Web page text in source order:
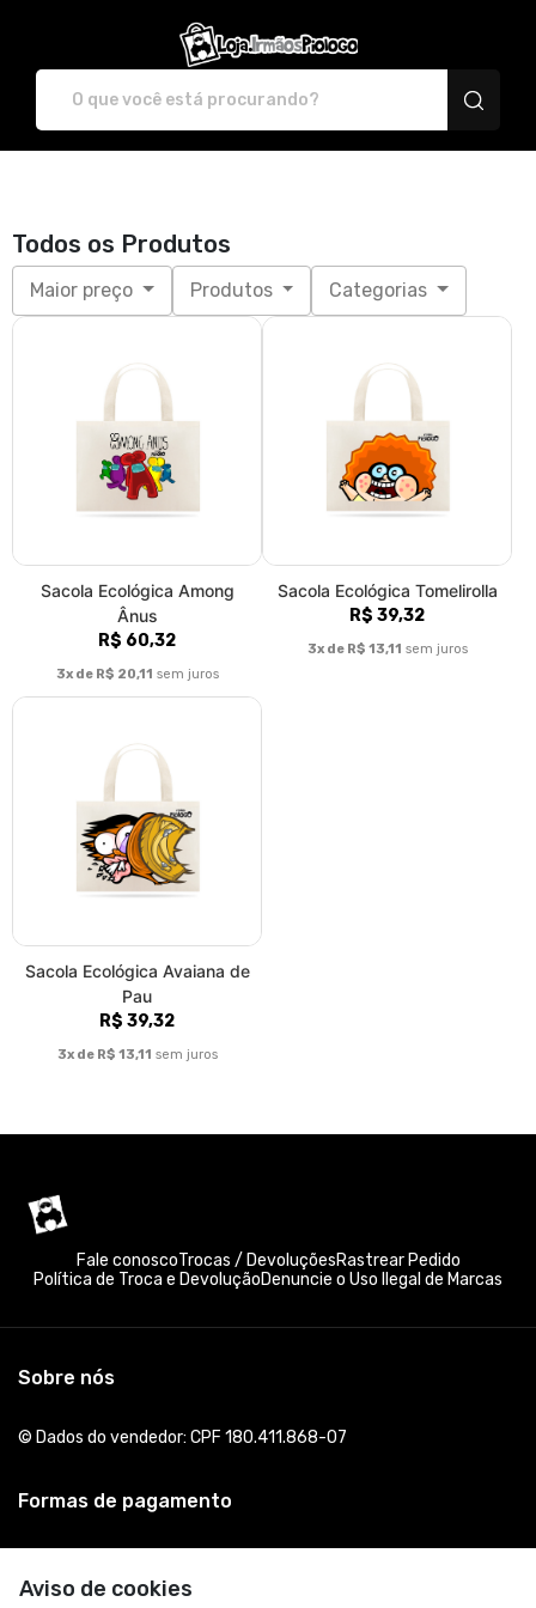
Todos os Produtos
Maior preço Produtos Categorias
Sacola Ecológica Among
Ânus
R$ 60,32
3x de R$ 20,11 sem juros
Sacola Ecológica Tomelirolla
R$ 39,32
3x de R$ 13,11 sem juros
Sacola Ecológica Avaiana de
Pau
R$ 39,32
3x de R$ 13,11 sem juros
Aviso de cookies
Fale conoscoTrocas / DevoluçõesRastrear Pedido
Política de Troca e DevoluçãoDenuncie o Uso Ilegal de Marcas
Sobre nós
© Dados do vendedor: CPF 180.411.868-07
Formas de pagamento